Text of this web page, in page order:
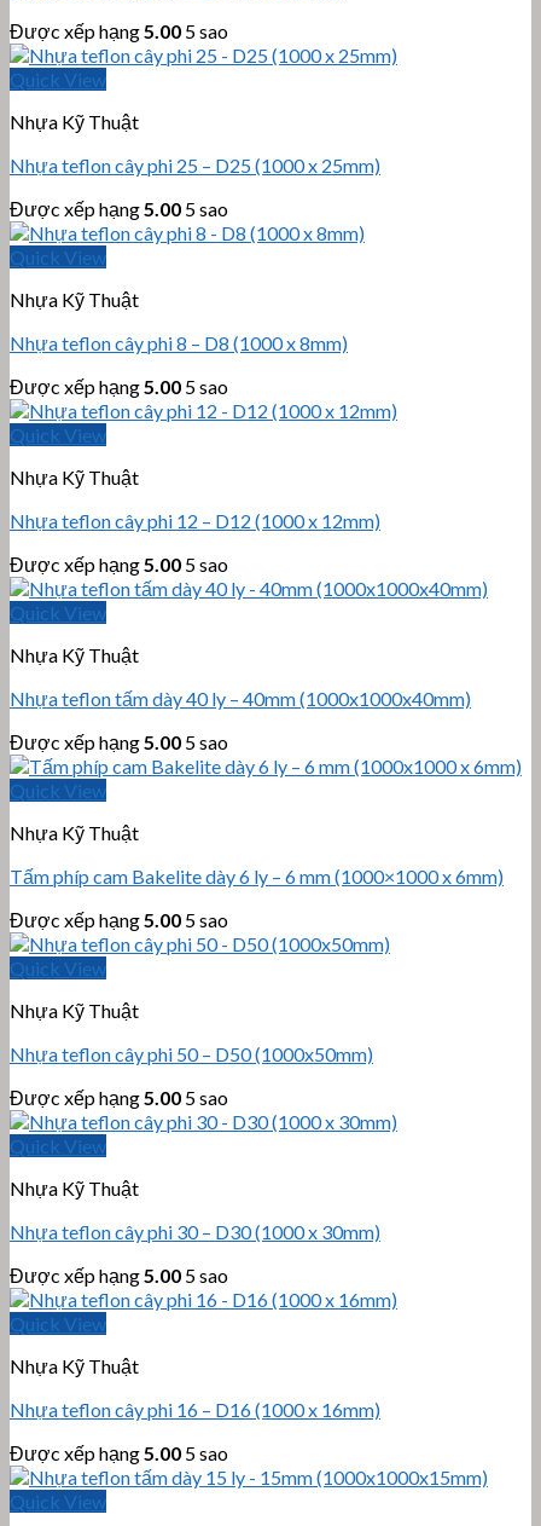
Được xếp hạng 5.00 5 sao
Quick View
Nhựa Kỹ Thuật
Nhựa teflon cây phi 25 – D25 (1000 x 25mm)
Được xếp hạng 5.00 5 sao
Quick View
Nhựa Kỹ Thuật
Nhựa teflon cây phi 8 – D8 (1000 x 8mm)
Được xếp hạng 5.00 5 sao
Quick View
Nhựa Kỹ Thuật
Nhựa teflon cây phi 12 – D12 (1000 x 12mm)
Được xếp hạng 5.00 5 sao
Quick View
Nhựa Kỹ Thuật
Nhựa teflon tấm dày 40 ly – 40mm (1000x1000x40mm)
Được xếp hạng 5.00 5 sao
Quick View
Nhựa Kỹ Thuật
Tấm phíp cam Bakelite dày 6 ly – 6 mm (1000×1000 x 6mm)
Được xếp hạng 5.00 5 sao
Quick View
Nhựa Kỹ Thuật
Nhựa teflon cây phi 50 – D50 (1000x50mm)
Được xếp hạng 5.00 5 sao
Quick View
Nhựa Kỹ Thuật
Nhựa teflon cây phi 30 – D30 (1000 x 30mm)
Được xếp hạng 5.00 5 sao
Quick View
Nhựa Kỹ Thuật
Nhựa teflon cây phi 16 – D16 (1000 x 16mm)
Được xếp hạng 5.00 5 sao
Quick View